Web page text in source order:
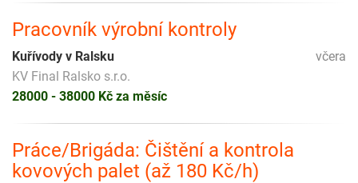
Pracovník výrobní kontroly
včera
Kuřívody v Ralsku
KV Final Ralsko s.r.o.
28000 - 38000 Kč za měsíc
Práce/Brigáda: Čištění a kontrola
kovových palet (až 180 Kč/h)